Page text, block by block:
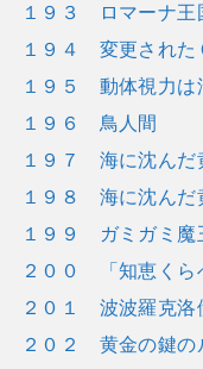
１９３ ロマーナ王
１９４ 変更された
１９５ 動体視力は
１９６ 鳥人間
１９７ 海に沈んだ
１９８ 海に沈んだ
１９９ ガミガミ魔
２００ 「知恵くら
２０１ 波波羅克洛
２０２ 黄金の鍵の